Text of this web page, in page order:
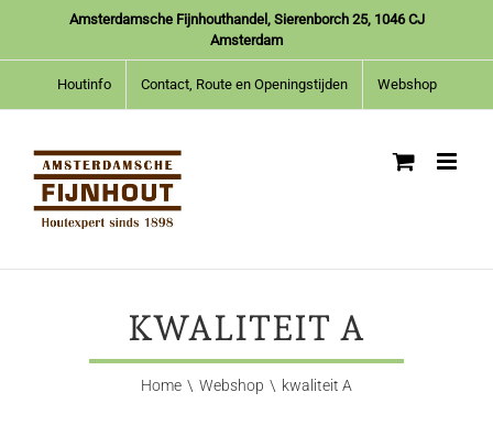
inhoud
Amsterdamsche Fijnhouthandel, Sierenborch 25, 1046 CJ
Amsterdam
Houtinfo Contact, Route en Openingstijden Webshop
KWALITEIT A
Home Webshop kwaliteit A